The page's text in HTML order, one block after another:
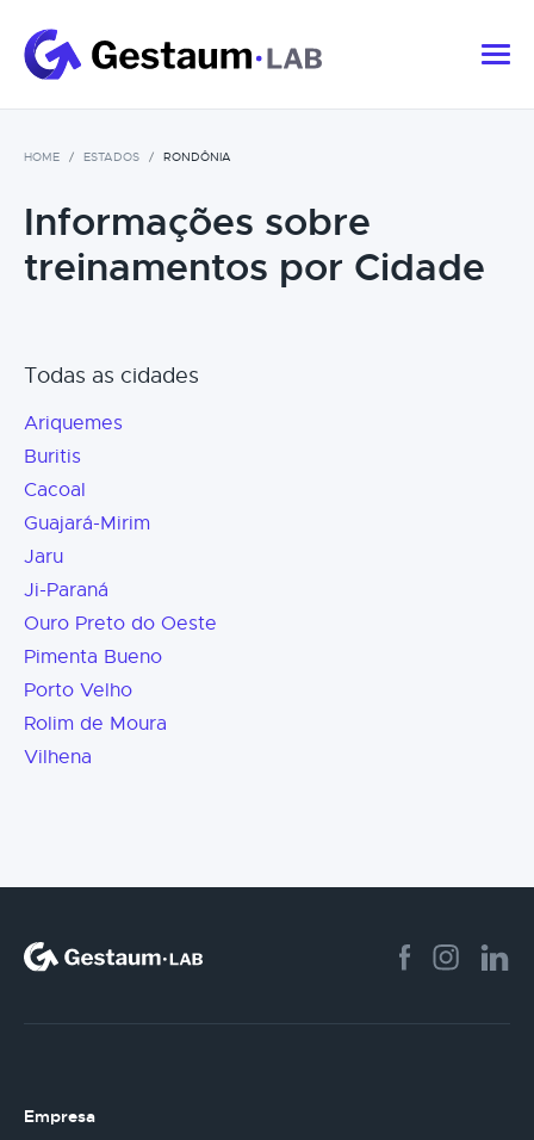
HOME ESTADOS RONDÔNIA
Informações sobre
treinamentos por Cidade
Todas as cidades
Ariquemes
Buritis
Cacoal
Guajará-Mirim
Jaru
Ji-Paraná
Ouro Preto do Oeste
Pimenta Bueno
Porto Velho
Rolim de Moura
Vilhena
Empresa